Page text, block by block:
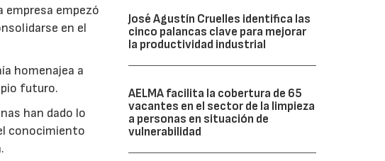
empresa empezó
en el
homenajea a
futuro.
han dado lo
conocimiento
José Agustín Cruelles identifica las
cinco palancas clave para mejorar
la productividad industrial
AELMA facilita la cobertura de 65
vacantes en el sector de la limpieza
a personas en situación de
vulnerabilidad